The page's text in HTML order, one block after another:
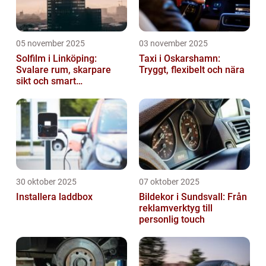
05 november 2025
Solfilm i Linköping:
Svalare rum, skarpare
sikt och smart
03 november 2025
Taxi i Oskarshamn:
Tryggt, flexibelt och nära
30 oktober 2025
Installera laddbox
07 oktober 2025
Bildekor i Sundsvall: Från
reklamverktyg till
personlig touch